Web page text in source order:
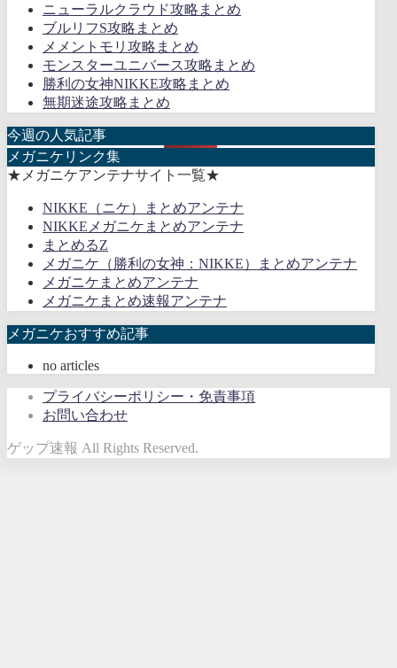
ニューラルクラウド攻略まとめ
ブルリフS攻略まとめ
メメントモリ攻略まとめ
モンスターユニバース攻略まとめ
勝利の女神NIKKE攻略まとめ
無期迷途攻略まとめ
今週の人気記事
メガニケリンク集
★メガニケアンテナサイト一覧★
NIKKE（ニケ）まとめアンテナ
NIKKEメガニケまとめアンテナ
まとめるZ
メガニケ（勝利の女神：NIKKE）まとめアンテナ
メガニケまとめアンテナ
メガニケまとめ速報アンテナ
メガニケおすすめ記事
no articles
プライバシーポリシー・免責事項
お問い合わせ
ゲップ速報 All Rights Reserved.